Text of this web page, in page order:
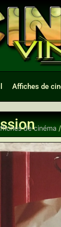
Affiches de
de cinéma /